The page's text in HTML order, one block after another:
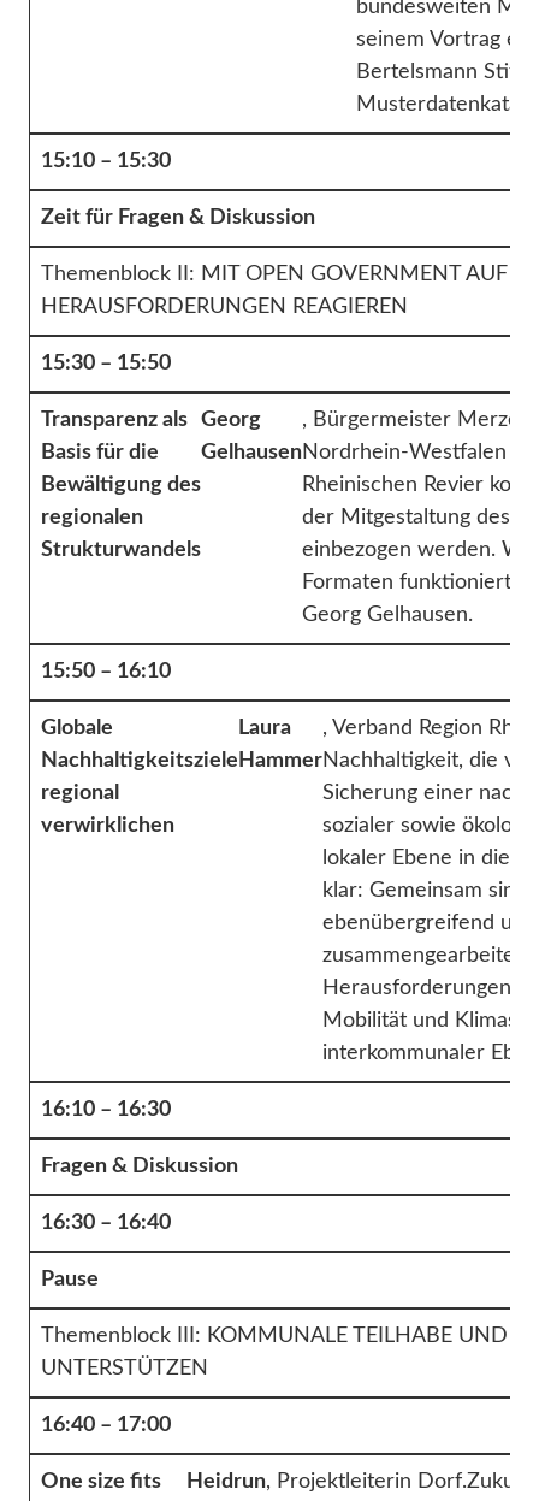
bundesweiten
seinem Vortrag
Bertelsmann
15:10 – 15:30
Zeit für Fragen & Diskussion
Themenblock II: MIT OPEN GOVERNMENT AUF
HERAUSFORDERUNGEN REAGIEREN
15:30 – 15:50
Transparenz als
Basis für die
Bewältigung des
regionalen
Strukturwandels
Georg
Gelhausen
, Bürgermeister
Nordrhein-Westfalen
Rheinischen Revier
der Mitgestaltung des
einbezogen werden.
Formaten funktioniert,
Georg Gelhausen.
15:50 – 16:10
Globale
Nachhaltigkeitsziele
regional
verwirklichen
Laura
Hammer
, Verband Region
Nachhaltigkeit, die
Sicherung einer
sozialer sowie
lokaler Ebene in die
klar: Gemeinsam
ebenübergreifend
zusammengearbeitet
Herausforderungen,
Mobilität und
interkommunaler
16:10 – 16:30
Fragen & Diskussion
16:30 – 16:40
Pause
Themenblock III: KOMMUNALE TEILHABE UND
UNTERSTÜTZEN
16:40 – 17:00
One size fits
Heidrun, Projektleiterin